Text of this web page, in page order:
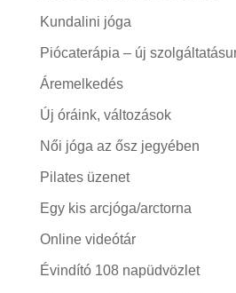
Kundalini jóga
Piócaterápia – új
Áremelkedés
Új óráink, változások
Női jóga az ősz jegyében
Pilates üzenet
Egy kis arcjóga/arctorna
Online videótár
Évindító 108 napüdvözlet